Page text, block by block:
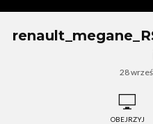
28
OBEJRZYJ